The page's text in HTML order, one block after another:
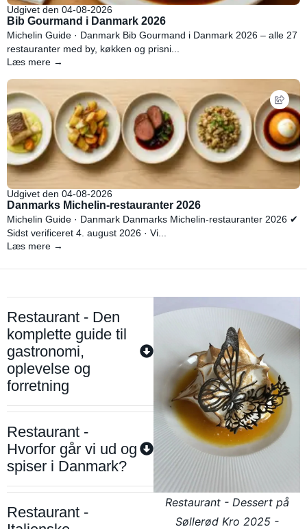
Udgivet den 04-08-2026
Bib Gourmand i Danmark 2026
Michelin Guide · Danmark Bib Gourmand i Danmark 2026 – alle 27
restauranter med by, køkken og prisni...
Læs mere →
Udgivet den 04-08-2026
Danmarks Michelin-restauranter 2026
Michelin Guide · Danmark Danmarks Michelin-restauranter 2026 ✔
Sidst verificeret 4. august 2026 · Vi...
Læs mere →
Restaurant - Den
komplette guide til
gastronomi,
oplevelse og
forretning
Restaurant -
Hvorfor går vi ud og
spiser i Danmark?
Restaurant -
Restaurant - Dessert på
Søllerød Kro 2025 -